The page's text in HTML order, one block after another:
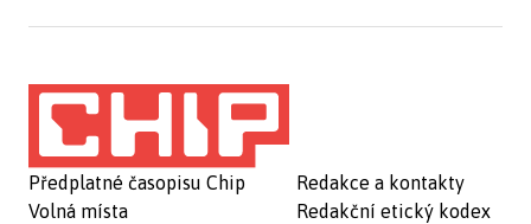
Předplatné časopisu Chip
Volná místa
Redakce a kontakty
Redakční etický kodex